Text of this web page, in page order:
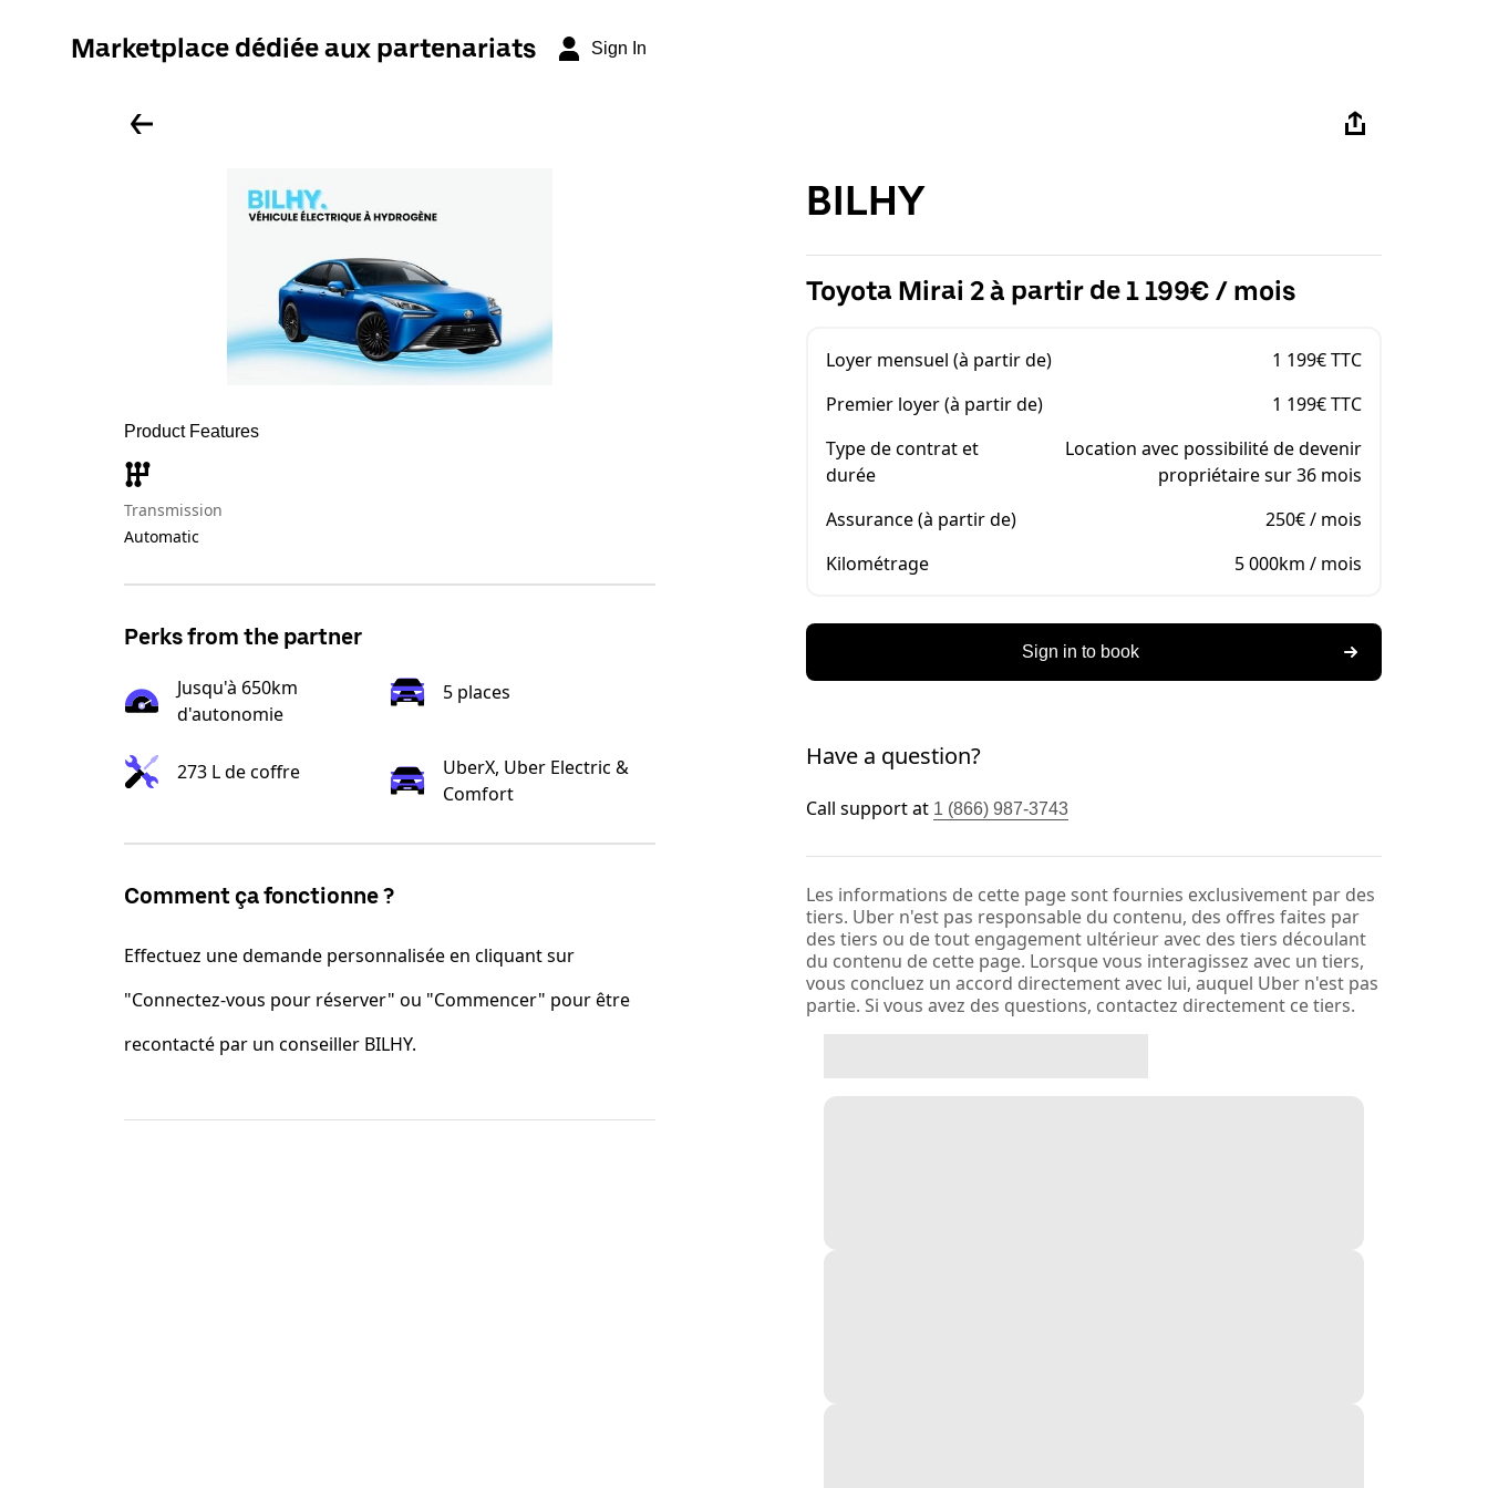
Marketplace dédiée aux partenariats Sign In
Product Features
Transmission
Automatic
Perks from the partner
Jusqu'à 650km
d'autonomie
5 places
273 L de coffre
UberX, Uber Electric &
Comfort
Comment ça fonctionne ?
Effectuez une demande personnalisée en cliquant sur
"Connectez-vous pour réserver" ou "Commencer" pour être
recontacté par un conseiller BILHY.
BILHY
Toyota Mirai 2 à partir de 1 199€ / mois
Loyer mensuel (à partir de)
1 199€ TTC
Premier loyer (à partir de)
1 199€ TTC
Type de contrat et
durée
Location avec possibilité de devenir
propriétaire sur 36 mois
Assurance (à partir de)
250€ / mois
Kilométrage
5 000km / mois
Sign in to book
Have a question?
Call support at 1 (866) 987-3743
Les informations de cette page sont fournies exclusivement par des
tiers. Uber n'est pas responsable du contenu, des offres faites par
des tiers ou de tout engagement ultérieur avec des tiers découlant
du contenu de cette page. Lorsque vous interagissez avec un tiers,
vous concluez un accord directement avec lui, auquel Uber n'est pas
partie. Si vous avez des questions, contactez directement ce tiers.